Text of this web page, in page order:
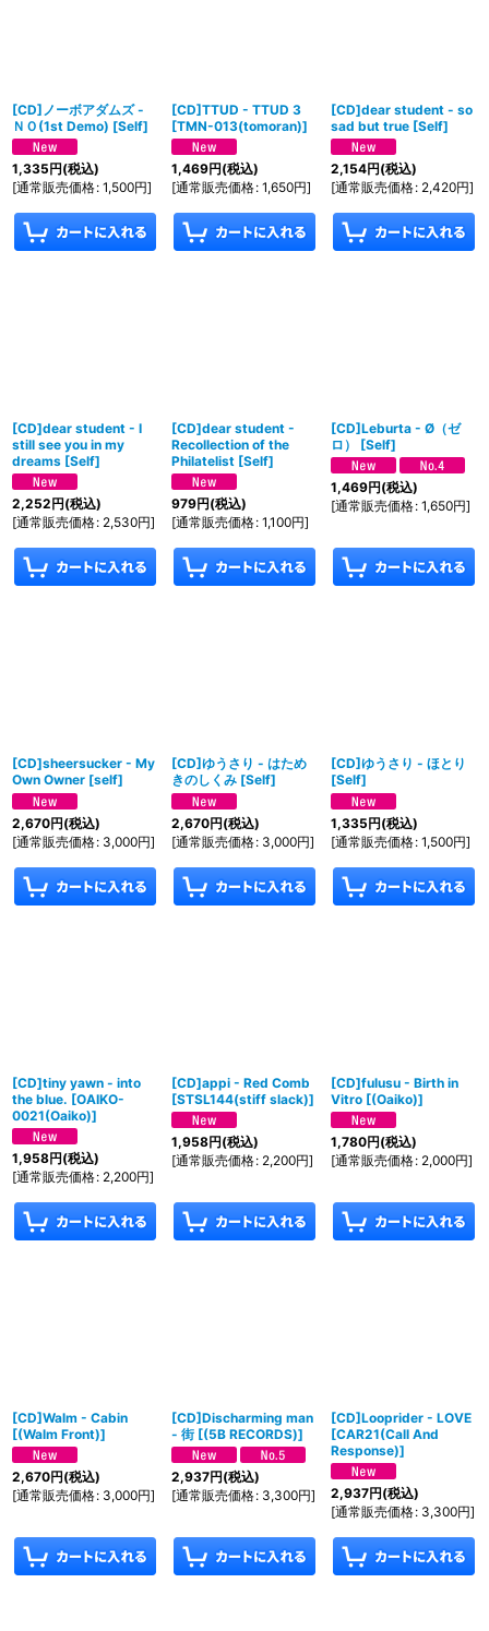
[CD]ノーボアダムズ -
ＮＯ(1st Demo) [Self]
1,335円(税込)
[通常販売価格: 1,500円]
[CD]TTUD - TTUD 3
[TMN-013(tomoran)]
1,469円(税込)
[通常販売価格: 1,650円]
[CD]dear student - so
sad but true [Self]
2,154円(税込)
[通常販売価格: 2,420円]
[CD]dear student - I
still see you in my
dreams [Self]
2,252円(税込)
[通常販売価格: 2,530円]
[CD]dear student -
Recollection of the
Philatelist [Self]
979円(税込)
[通常販売価格: 1,100円]
[CD]Leburta - Ø（ゼ
ロ）
[Self]
1,469円(税込)
[通常販売価格: 1,650円]
[CD]sheersucker - My
Own Owner [self]
2,670円(税込)
[通常販売価格: 3,000円]
[CD]ゆうさり - はため
きのしくみ [Self]
2,670円(税込)
[通常販売価格: 3,000円]
[CD]ゆうさり - ほとり
[Self]
1,335円(税込)
[通常販売価格: 1,500円]
[CD]tiny yawn - into
the blue. [OAIKO-
0021(Oaiko)]
1,958円(税込)
[通常販売価格: 2,200円]
[CD]appi - Red Comb
[STSL144(stiff slack)]
1,958円(税込)
[通常販売価格: 2,200円]
[CD]fulusu - Birth in
Vitro [(Oaiko)]
1,780円(税込)
[通常販売価格: 2,000円]
[CD]Walm - Cabin
[(Walm Front)]
2,670円(税込)
[通常販売価格: 3,000円]
[CD]Discharming man
- 街 [(5B RECORDS)]
2,937円(税込)
[通常販売価格: 3,300円]
[CD]Looprider - LOVE
[CAR21(Call And
Response)]
2,937円(税込)
[通常販売価格: 3,300円]